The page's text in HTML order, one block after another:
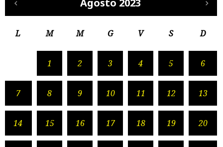
Agosto 2023
L M M G V S D
1 2 3 4 5 6
7 8 9 10 11 12 13
14 15 16 17 18 19 20